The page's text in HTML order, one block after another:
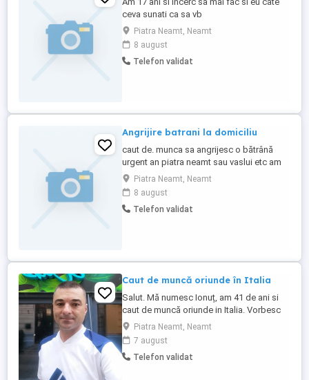
ceva sunati ca sa vb
Piatra Neamt, Neamt
8 august
Telefon validat
Angrijire batrani la domiciliu
caut de. munca sa angrijesc o bătrână
urgent an piatra neamt sau vaslui etc am
experienta ma puteti contacta la nr tel cer
seriozitate
Piatra Neamt, Neamt
8 august
Telefon validat
Caut de muncă oriunde în Italia
Salut. Mă numesc Ionuț, am 41 de ani si
caut de muncă oriunde in Italia. Vorbesc
foarte bine limba italiană. Am permis de
categoria B și experiență în condus. Mă
puteți contacta telefonic sau whatsapp la
numărul de telefon , mulțumesc mult...
Piatra Neamt, Neamt
7 august
Telefon validat